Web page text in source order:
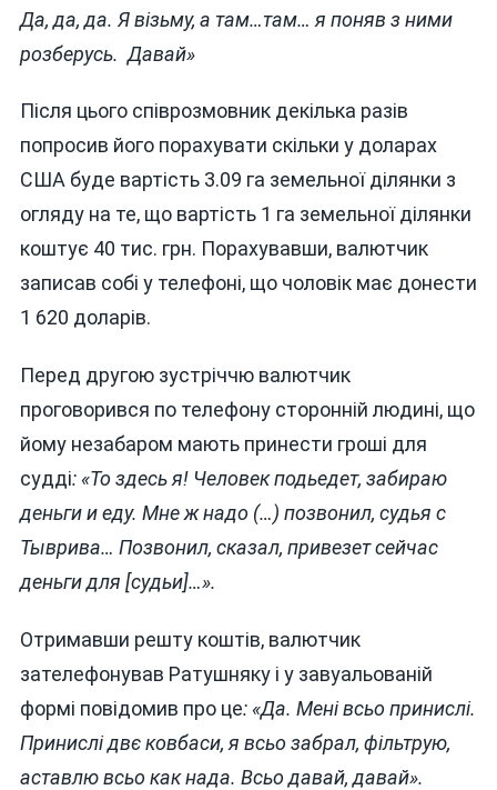
Да, да, да. Я візьму, а там…там… я поняв з ними
розберусь. Давай»
Після цього співрозмовник декілька разів
попросив його порахувати скільки у доларах
США буде вартість 3.09 га земельної ділянки з
огляду на те, що вартість 1 га земельної ділянки
коштує 40 тис. грн. Порахувавши, валютчик
записав собі у телефоні, що чоловік має донести
1 620 доларів.
Перед другою зустріччю валютчик
проговорився по телефону сторонній людині, що
йому незабаром мають принести гроші для
судді: «То здесь я! Человек подьедет, забираю
деньги и еду. Мне ж надо (…) позвонил, судья с
Тыврива… Позвонил, сказал, привезет сейчас
деньги для [судьи]…».
Отримавши решту коштів, валютчик
зателефонував Ратушняку і у завуальованій
формі повідомив про це: «Да. Мені всьо принислі.
Принислі двє ковбаси, я всьо забрал, фільтрую,
аставлю всьо как нада. Всьо давай, давай».